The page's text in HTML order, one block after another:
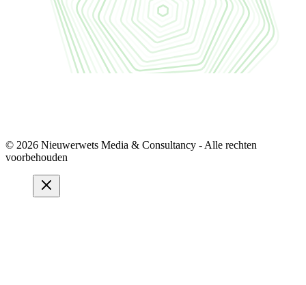
© 2026 Nieuwerwets Media & Consultancy - Alle rechten
voorbehouden